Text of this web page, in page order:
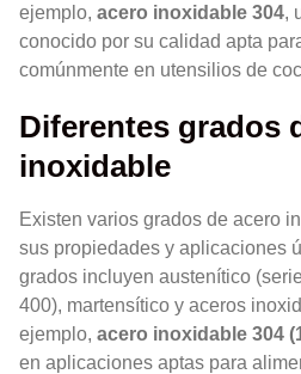
ejemplo, acero inoxidable 304,
conocido por su calidad apta
comúnmente en utensilios de
Diferentes grados
inoxidable
Existen varios grados de acero
sus propiedades y aplicaciones
grados incluyen austenítico
400), martensítico y aceros
ejemplo, acero inoxidable 304
en aplicaciones aptas para